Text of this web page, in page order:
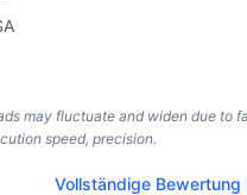
may fluctuate and widen due to
speed, precision.
Vollständige Bewertung